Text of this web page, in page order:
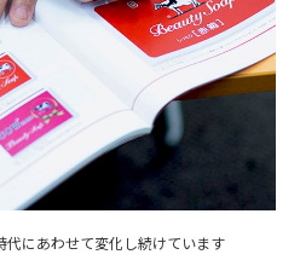
代にあわせて変化し続けています